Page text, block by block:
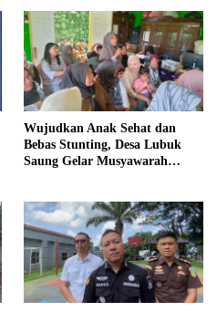
Wujudkan Anak Sehat dan
Bebas Stunting, Desa Lubuk
Saung Gelar Musyawarah